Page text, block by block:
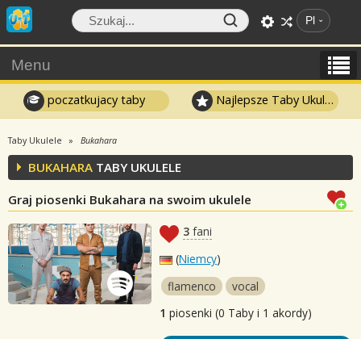
Pl
Menu
poczatkujacy taby Najlepsze Taby Ukulele
Taby Ukulele Bukahara
BUKAHARA TABY UKULELE
Graj piosenki Bukahara na swoim ukulele
3 fani
(Niemcy)
flamenco
vocal
1 piosenki (0 Taby i 1 akordy)